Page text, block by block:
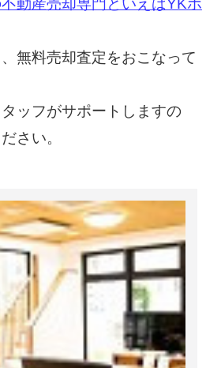
無料売却査定をおこなって
ッフがサポートしますの
さい。